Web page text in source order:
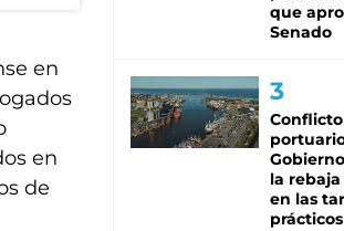
en
en
de
que
Senado
Conflicto
la rebaja
en las
prácticos